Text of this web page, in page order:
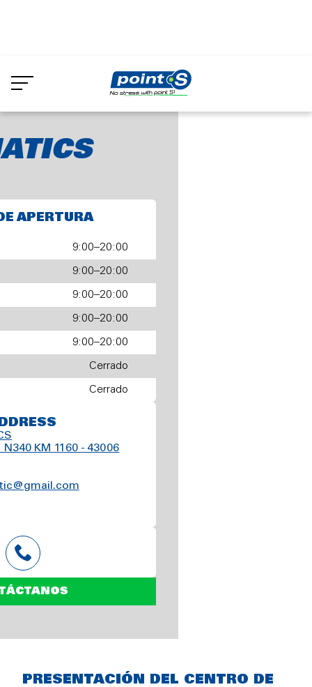
to
main
APERTURA
9:00–20:00
9:00–20:00
9:00–20:00
9:00–20:00
9:00–20:00
Cerrado
Cerrado
N340 KM 1160 - 43006
PRESENTACIÓN DEL CENTRO DE